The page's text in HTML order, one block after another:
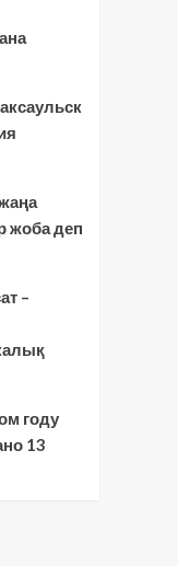
жоба деп
–
году
13